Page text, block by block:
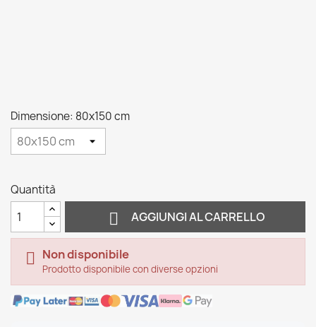
Dimensione: 80x150 cm
Quantità
 AGGIUNGI AL CARRELLO
 Non disponibile
Prodotto disponibile con diverse opzioni